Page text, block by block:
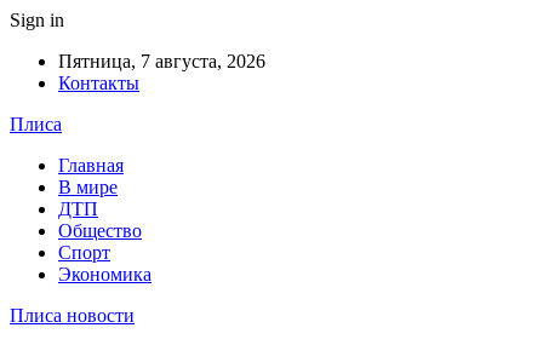
Sign in
Пятница, 7 августа, 2026
Контакты
Плиса
Главная
В мире
ДТП
Общество
Спорт
Экономика
Плиса новости